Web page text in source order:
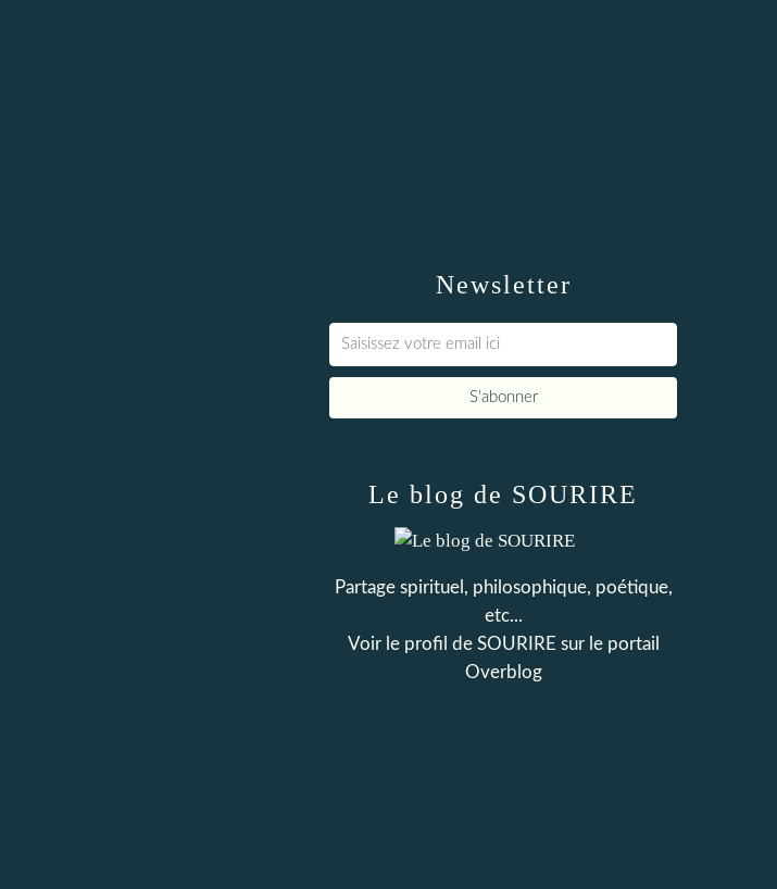
Newsletter
Le blog de SOURIRE
Partage spirituel, philosophique, poétique,
etc...
Voir le profil de SOURIRE sur le portail
Overblog